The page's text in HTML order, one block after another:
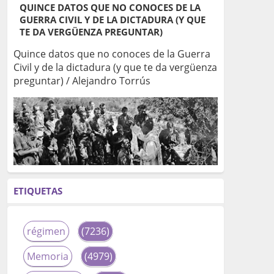
QUINCE DATOS QUE NO CONOCES DE LA
GUERRA CIVIL Y DE LA DICTADURA (Y QUE
TE DA VERGÜENZA PREGUNTAR)
Quince datos que no conoces de la Guerra
Civil y de la dictadura (y que te da vergüenza
preguntar) / Alejandro Torrús
ETIQUETAS
régimen
(7236)
Memoria
(4979)